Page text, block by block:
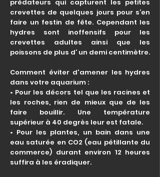
prédateurs qui capturent les petites
crevettes de quelques jours pour s’en
faire un festin de fête. Cependant les
hydres sont inoffensifs pour les
crevettes adultes ainsi que les
poissons de plus d’ un demi centimètre.
Comment éviter d'amener les hydres
dans votre aquarium :
• Pour les décors tel que les racines et
les roches, rien de mieux que de les
faire bouillir. Une température
supérieur à 40 degrès leur est fatale.
• Pour les plantes, un bain dans une
eau saturée en CO2 (eau pétillante du
commerce) durant environ 12 heures
suffira à les éradiquer.